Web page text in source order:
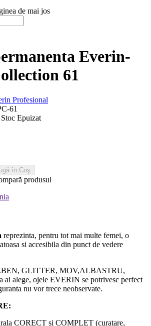
de mai jos
Everin-
61
Profesional
61
Stoc Epuizat
în Coş
produsul
reprezinta, pentru tot mai multe femei, o
si accesibila din punct de vedere
GLITTER, MOV,ALBASTRU,
alege, ojele EVERIN se potrivesc perfect
nu vor trece neobservate.
CORECT si COMPLET (curatare,